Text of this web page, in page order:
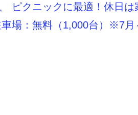
ピクニックに最適！休日は
場：無料（1,000台）※7月